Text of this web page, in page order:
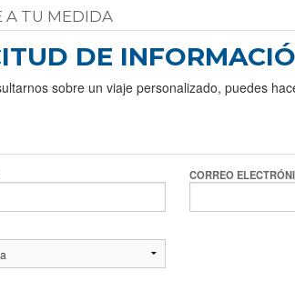
A TU MEDIDA
DE
sobre un viaje personalizado, puedes
CORREO